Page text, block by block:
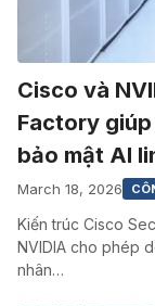
Cisco và
Factory
bảo mật AI
March 18, 2026
Kiến trúc Cisco
NVIDIA cho phép
nhân…